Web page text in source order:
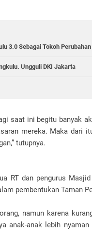
3.0 Sebagai Tokoh
Ungguli DKI Jakarta
saat ini begitu banyak
mereka. Maka dari
tutupnya.
RT dan pengurus
pembentukan Taman
namun karena
anak-anak lebih nyaman